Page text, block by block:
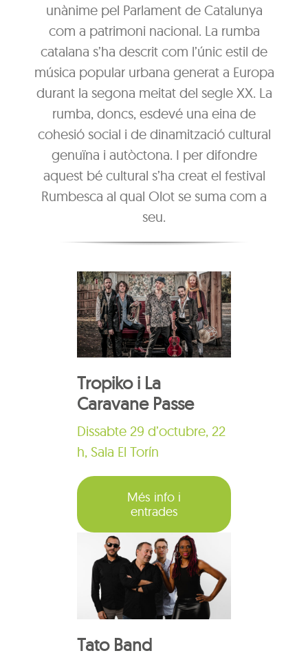
unànime pel Parlament de Catalunya
com a patrimoni nacional. La rumba
catalana s’ha descrit com l’únic estil de
música popular urbana generat a Europa
durant la segona meitat del segle XX. La
rumba, doncs, esdevé una eina de
cohesió social i de dinamització cultural
genuïna i autòctona. I per difondre
aquest bé cultural s’ha creat el festival
Rumbesca al qual Olot se suma com a
seu.
Tropiko i La
Caravane Passe
Dissabte 29 d’octubre, 22
h, Sala El Torín
Més info i
entrades
Tato Band